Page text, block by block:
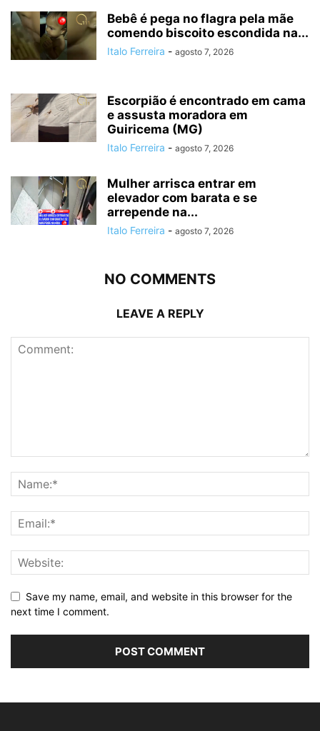
Bebê é pega no flagra pela mãe
comendo biscoito escondida na...
Italo Ferreira - agosto 7, 2026
Escorpião é encontrado em cama
e assusta moradora em
Guiricema (MG)
Italo Ferreira - agosto 7, 2026
Mulher arrisca entrar em
elevador com barata e se
arrepende na...
Italo Ferreira - agosto 7, 2026
NO COMMENTS
LEAVE A REPLY
Save my name, email, and website in this browser for the
next time I comment.